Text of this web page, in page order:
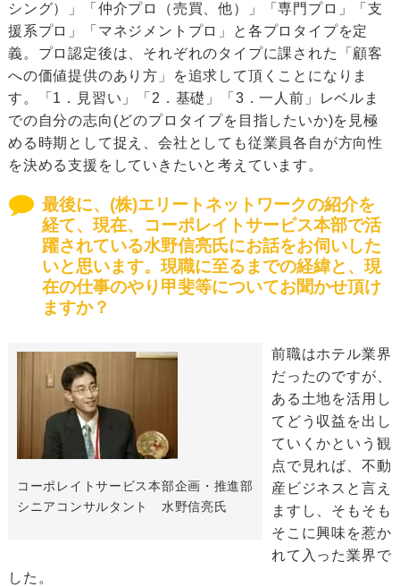
シング）」「仲介プロ（売買、他）」「専門プロ」「支
援系プロ」「マネジメントプロ」と各プロタイプを定
義。プロ認定後は、それぞれのタイプに課された「顧客
への価値提供のあり方」を追求して頂くことになりま
す。「1．見習い」「2．基礎」「3．一人前」レベルま
での自分の志向(どのプロタイプを目指したいか)を見極
める時期として捉え、会社としても従業員各自が方向性
を決める支援をしていきたいと考えています。
最後に、(株)エリートネットワークの紹介を
経て、現在、コーポレイトサービス本部で活
躍されている水野信亮氏にお話をお伺いした
いと思います。現職に至るまでの経緯と、現
在の仕事のやり甲斐等についてお聞かせ頂け
ますか？
コーポレイトサービス本部企画・推進部
シニアコンサルタント 水野信亮氏
前職はホテル業界
だったのですが、
ある土地を活用し
てどう収益を出し
ていくかという観
点で見れば、不動
産ビジネスと言え
ますし、そもそも
そこに興味を惹か
れて入った業界で
した。